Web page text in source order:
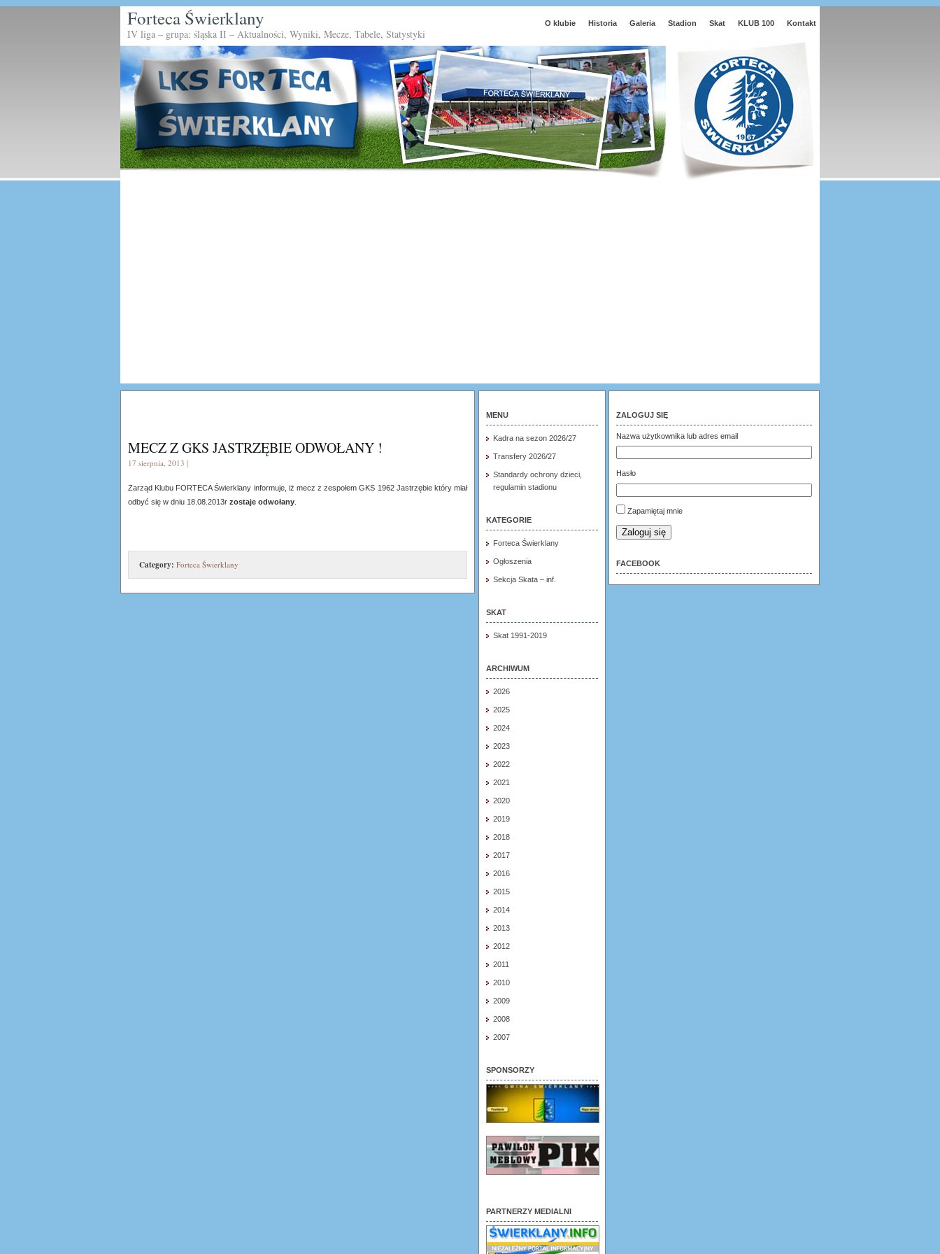
O klubie Historia Galeria Stadion Skat KLUB 100 Kontakt
Forteca Świerklany
IV liga – grupa: śląska II – Aktualności, Wyniki, Mecze, Tabele, Statystyki
MECZ Z GKS JASTRZĘBIE ODWOŁANY !
17 sierpnia, 2013 |
Zarząd Klubu FORTECA Świerklany informuje, iż mecz z zespołem GKS 1962 Jastrzębie który miał
odbyć się w dniu 18.08.2013r zostaje odwołany
Category: Forteca Świerklany
MENU
Kadra na sezon 2026/27
Transfery 2026/27
Standardy ochrony dzieci,
regulamin stadionu
KATEGORIE
Forteca Świerklany
Ogłoszenia
Sekcja Skata – inf.
SKAT
Skat 1991-2019
ARCHIWUM
2026
2025
2024
2023
2022
2021
2020
2019
2018
2017
2016
2015
2014
2013
2012
2011
2010
2009
2008
2007
SPONSORZY
PARTNERZY MEDIALNI
ZALOGUJ SIĘ
Nazwa użytkownika lub adres email
Hasło
Zapamiętaj mnie
Zaloguj się
FACEBOOK